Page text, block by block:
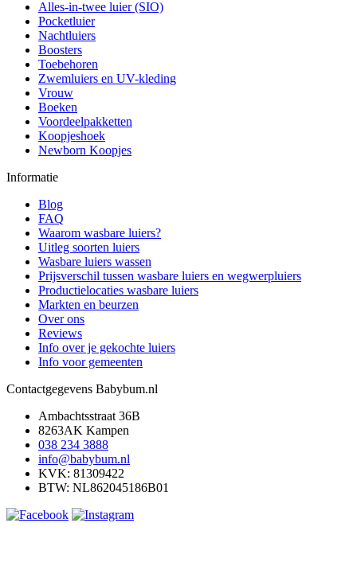
Alles-in-twee luier (SIO)
Pocketluier
Nachtluiers
Boosters
Toebehoren
Zwemluiers en UV-kleding
Vrouw
Boeken
Voordeelpakketten
Koopjeshoek
Newborn Koopjes
Informatie
Blog
FAQ
Waarom wasbare luiers?
Uitleg soorten luiers
Wasbare luiers wassen
Prijsverschil tussen wasbare luiers en wegwerpluiers
Productielocaties wasbare luiers
Markten en beurzen
Over ons
Reviews
Info over je gekochte luiers
Info voor gemeenten
Contactgegevens Babybum.nl
Ambachtsstraat 36B
8263AK Kampen
038 234 3888
info@babybum.nl
KVK: 81309422
BTW: NL862045186B01